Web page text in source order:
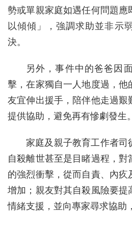
勢或單親家庭如遇任何問題應
以傾傾」，強調求助並非示
決。
另外，事件中的爸爸因
擊，在家獨自一人地度過，他
友宜伸出援手，陪伴他走過艱
提供協助，避免再有慘劇發生。
家庭及親子教育工作者司
自殺離世甚至是目睹過程，
的強烈衝擊，從而自責、內疚
增加；親友對其自殺風險要提
情緒支援，並向專家尋求協助